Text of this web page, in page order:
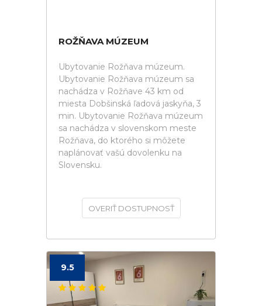
ROŽŇAVA MÚZEUM
Ubytovanie Rožňava múzeum.
Ubytovanie Rožňava múzeum sa
nachádza v Rožňave 43 km od
miesta Dobšinská ľadová jaskyňa, 3
min. Ubytovanie Rožňava múzeum
sa nachádza v slovenskom meste
Rožňava, do ktorého si môžete
naplánovať vašú dovolenku na
Slovensku.
OVERIŤ DOSTUPNOSŤ
9.5